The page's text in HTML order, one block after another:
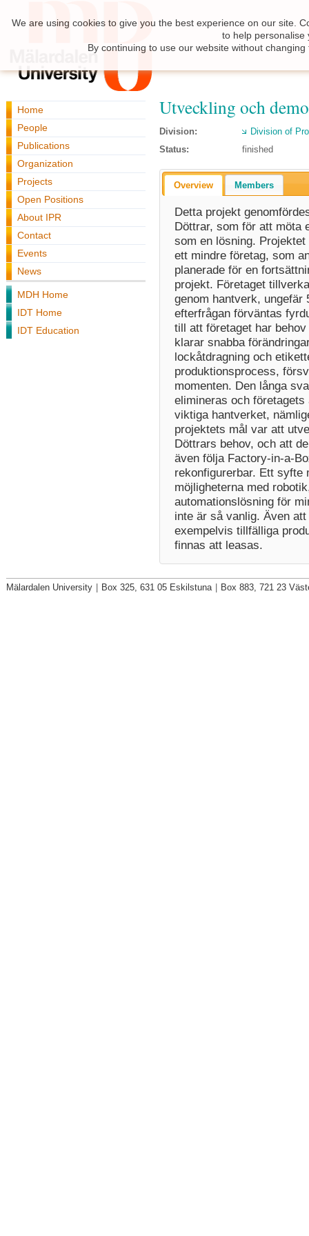
Home
People
Publications
Organization
Projects
Open Positions
About IPR
Contact
Events
News
MDH Home
IDT Home
IDT Education
Utveckling och
Division:
Division of
Status:
finished
Overview Members
Detta projekt
Döttrar, som för att möta
som en lösning. Projektet
ett mindre företag, som
planerade för en
projekt. Företaget
genom hantverk, ungefär
efterfrågan förväntas
till att företaget har
klarar snabba
lockåtdragning och
produktionsprocess,
momenten. Den långa
elimineras och
viktiga hantverket,
projektets mål var att
Döttrars behov, och att
även följa Factory-in-a-
rekonfigurerbar. Ett syfte
möjligheterna med
automationslösning för
inte är så vanlig. Även
exempelvis tillfälliga
finnas att leasas.
We are using cookies to give you the best experience on our site.
to help personalise
By continuing to use our website without
Mälardalen University Box 325, 631 05 Eskilstuna Box 883, 721 23